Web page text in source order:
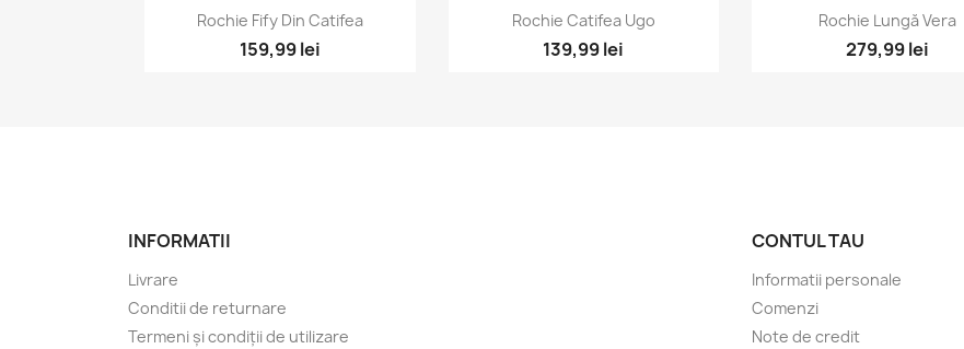
Vizualizare rapida
Rochie Fify Din Catifea
159,99 lei
Vizualizare rapida
Rochie Catifea Ugo
139,99 lei
Vizualizare
Rochie Lungă Vera
279,99 lei
INFORMATII
Livrare
Conditii de returnare
Termeni și condiții de utilizare
CONTUL TAU
Informatii personale
Comenzi
Note de credit